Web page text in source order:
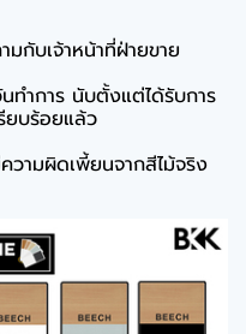
กับเจ้าหน้าที่ฝ่ายขาย
ทำการ นับตั้งแต่ได้รับการ
ยบร้อยแล้ว
วามผิดเพี้ยนจากสีไม้จริง